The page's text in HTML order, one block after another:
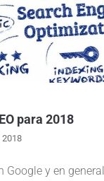
para 2018
2018
Google y en